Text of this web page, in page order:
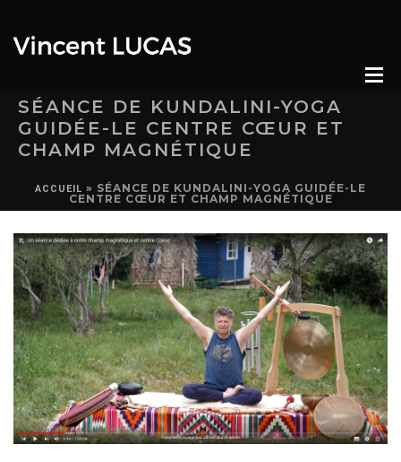
SÉANCE DE KUNDALINI-YOGA
GUIDÉE-LE CENTRE CŒUR ET
CHAMP MAGNÉTIQUE
ACCUEIL » SÉANCE DE KUNDALINI-YOGA GUIDÉE-LE
CENTRE CŒUR ET CHAMP MAGNÉTIQUE